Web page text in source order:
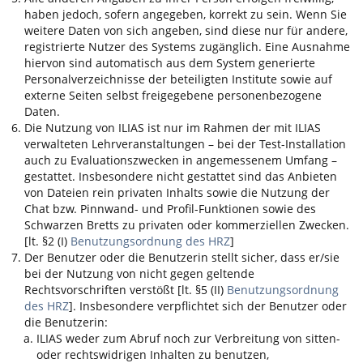
haben jedoch, sofern angegeben, korrekt zu sein. Wenn Sie
weitere Daten von sich angeben, sind diese nur für andere,
registrierte Nutzer des Systems zugänglich. Eine Ausnahme
hiervon sind automatisch aus dem System generierte
Personalverzeichnisse der beteiligten Institute sowie auf
externe Seiten selbst freigegebene personenbezogene
Daten.
Die Nutzung von ILIAS ist nur im Rahmen der mit ILIAS
verwalteten Lehrveranstaltungen – bei der Test-Installation
auch zu Evaluationszwecken in angemessenem Umfang –
gestattet. Insbesondere nicht gestattet sind das Anbieten
von Dateien rein privaten Inhalts sowie die Nutzung der
Chat bzw. Pinnwand- und Profil-Funktionen sowie des
Schwarzen Bretts zu privaten oder kommerziellen Zwecken.
[lt. §2 (I) Benutzungsordnung des HRZ]
Der Benutzer oder die Benutzerin stellt sicher, dass er/sie
bei der Nutzung von nicht gegen geltende
Rechtsvorschriften verstößt [lt. §5 (II) Benutzungsordnung
des HRZ]. Insbesondere verpflichtet sich der Benutzer oder
die Benutzerin:
ILIAS weder zum Abruf noch zur Verbreitung von sitten-
oder rechtswidrigen Inhalten zu benutzen,